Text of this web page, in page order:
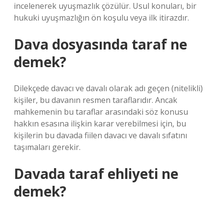
incelenerek uyuşmazlık çözülür. Usul konuları, bir
hukuki uyuşmazlığın ön koşulu veya ilk itirazdır.
Dava dosyasında taraf ne
demek?
Dilekçede davacı ve davalı olarak adı geçen (nitelikli)
kişiler, bu davanın resmen taraflarıdır. Ancak
mahkemenin bu taraflar arasındaki söz konusu
hakkın esasına ilişkin karar verebilmesi için, bu
kişilerin bu davada fiilen davacı ve davalı sıfatını
taşımaları gerekir.
Davada taraf ehliyeti ne
demek?